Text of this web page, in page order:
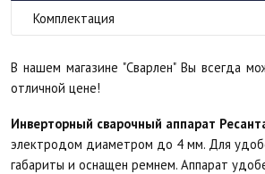
Комплектация
В нашем магазине "Сварлен" Вы всегда
отличной цене!
Инверторный сварочный аппарат
электродом диаметром до 4 мм. Для
габариты и оснащен ремнем. Аппарат